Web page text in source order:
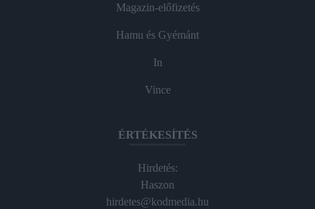
Magazin-előfizetés
Hamu és Gyémánt
In
Vince
ÉRTÉKESÍTÉS
Hirdetés:
Haszon
hirdetes@kodmedia.hu